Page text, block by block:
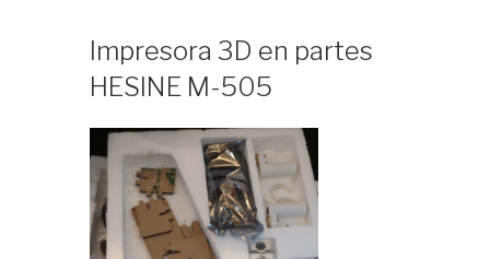
Impresora 3D en partes
HESINE M-505